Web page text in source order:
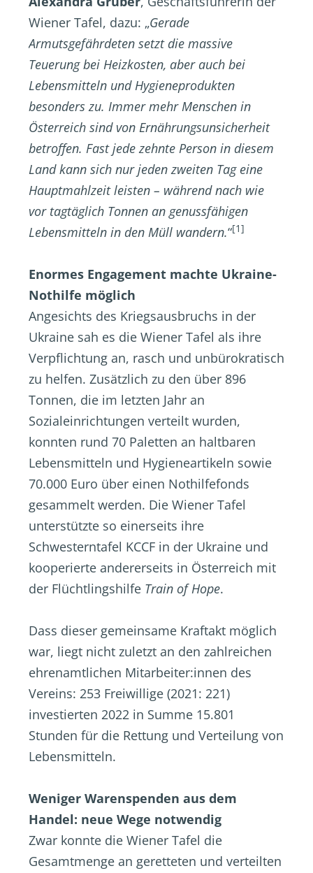
Wiener Tafel, dazu: „Gerade
Armutsgefährdeten setzt die massive
Teuerung bei Heizkosten, aber auch bei
Lebensmitteln und Hygieneprodukten
besonders zu. Immer mehr Menschen in
Österreich sind von Ernährungsunsicherheit
betroffen. Fast jede zehnte Person in diesem
Land kann sich nur jeden zweiten Tag eine
Hauptmahlzeit leisten – während nach wie
vor tagtäglich Tonnen an genussfähigen
Lebensmitteln in den Müll wandern.“[1]
Enormes Engagement machte Ukraine-
Nothilfe möglich
Angesichts des Kriegsausbruchs in der
Ukraine sah es die Wiener Tafel als ihre
Verpflichtung an, rasch und unbürokratisch
zu helfen. Zusätzlich zu den über 896
Tonnen, die im letzten Jahr an
Sozialeinrichtungen verteilt wurden,
konnten rund 70 Paletten an haltbaren
Lebensmitteln und Hygieneartikeln sowie
70.000 Euro über einen Nothilfefonds
gesammelt werden. Die Wiener Tafel
unterstützte so einerseits ihre
Schwesterntafel KCCF in der Ukraine und
kooperierte andererseits in Österreich mit
der Flüchtlingshilfe Train of Hope.
Dass dieser gemeinsame Kraftakt möglich
war, liegt nicht zuletzt an den zahlreichen
ehrenamtlichen Mitarbeiter:innen des
Vereins: 253 Freiwillige (2021: 221)
investierten 2022 in Summe 15.801
Stunden für die Rettung und Verteilung von
Lebensmitteln.
Weniger Warenspenden aus dem
Handel: neue Wege notwendig
Zwar konnte die Wiener Tafel die
Gesamtmenge an geretteten und verteilten